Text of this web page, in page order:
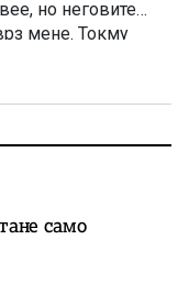
но неговите
мене. Токму
оваа негова
или политичка
само